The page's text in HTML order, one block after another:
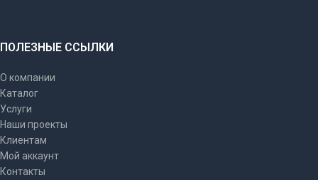
ПОЛЕЗНЫЕ ССЫЛКИ
О компании
Каталог
Услуги
Наши проекты
Клиентам
Мой аккаунт
Контакты